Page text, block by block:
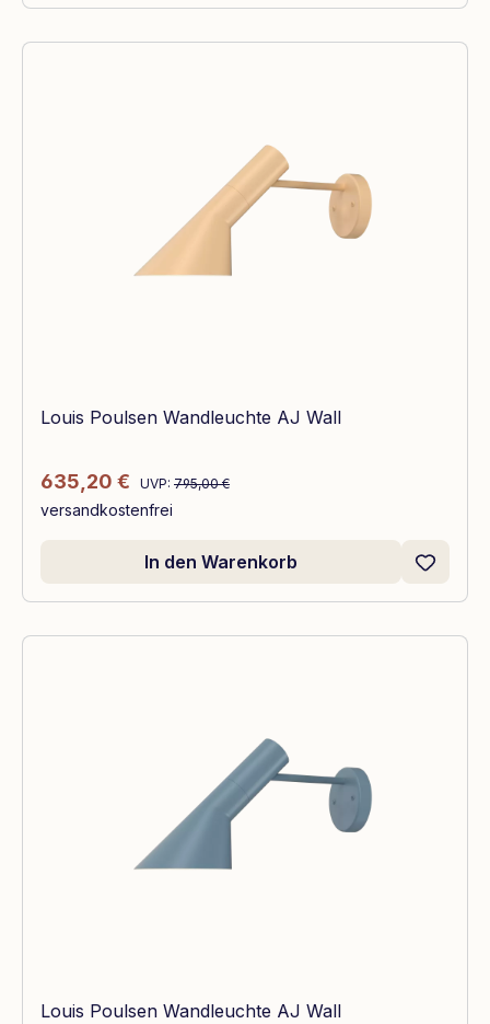
Louis Poulsen Wandleuchte AJ Wall
Verkaufspreis:
635,20 € Regulärer Preis:
UVP: 795,00 €
versandkostenfrei
In den Warenkorb
Louis Poulsen Wandleuchte AJ Wall